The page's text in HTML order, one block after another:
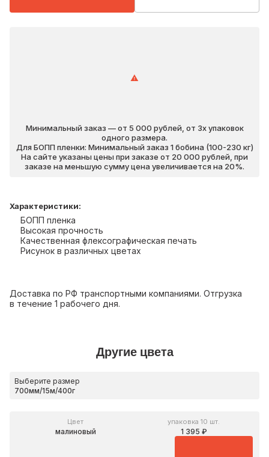
Минимальный заказ — от 5 000 рублей, от 3х упаковок
одного размера.
Для БОПП пленки: Минимальный заказ 1 бобина (100-230 кг)
На сайте указаны цены при заказе от 20 000 рублей, при
заказе на меньшую сумму цена увеличивается на 20%.
Характеристики:
БОПП пленка
Высокая прочность
Качественная флексографическая печать
Рисунок в различных цветах
Доставка по РФ транспортными компаниями. Отгрузка
в течение 1 рабочего дня.
Другие цвета
Выберите размер
Цвет
малиновый
упаковка 10 шт.
1 395 ₽